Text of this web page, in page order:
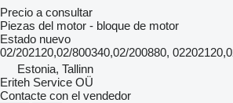
Precio a consultar
Piezas del motor - bloque de motor
Estado nuevo
02/202120,02/800340,02/200880,
Estonia, Tallinn
Eriteh Service OÜ
Contacte con el vendedor